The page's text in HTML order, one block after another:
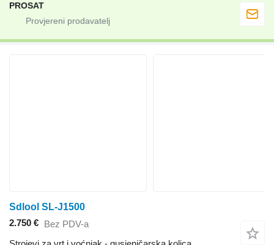
PROSAT
Sdlool SL-J1500
2.750 € Bez PDV-a